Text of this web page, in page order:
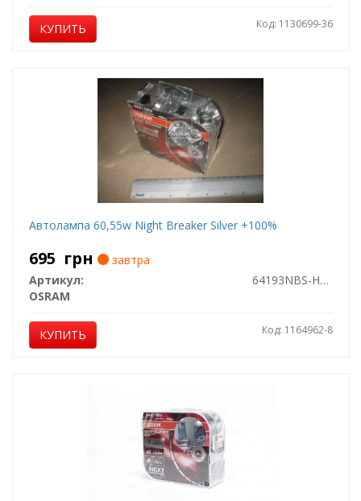
КУПИТЬ Код: 1130699-36
Автолампа 60,55w Night Breaker Silver +100%
695 грн
завтра
Артикул:
64193NBS-HCB
OSRAM
КУПИТЬ Код: 1164962-8